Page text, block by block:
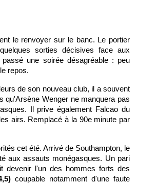
le renvoyer sur le banc. Le portier
sorties décisives face aux
une soirée désagréable : peu
repos.
de son nouveau club, il a souvent
qu'Arsène Wenger ne manquera pas
Il prive également Falcao du
airs. Remplacé à la 90e minute par
cet été. Arrivé de Southampton, le
aux assauts monégasques. Un pari
devenir l'un des hommes forts des
coupable notamment d'une faute